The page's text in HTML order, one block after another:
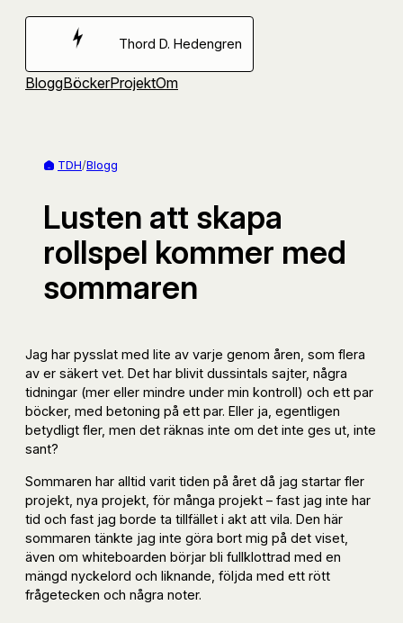
Hoppa
Thord D. Hedengren
BloggBöckerProjektOm
TDH/Blogg
Lusten att skapa
rollspel kommer med
sommaren
Jag har pysslat med lite av varje genom åren, som flera
av er säkert vet. Det har blivit dussintals sajter, några
tidningar (mer eller mindre under min kontroll) och ett par
böcker, med betoning på ett par. Eller ja, egentligen
betydligt fler, men det räknas inte om det inte ges ut, inte
sant?
Sommaren har alltid varit tiden på året då jag startar fler
projekt, nya projekt, för många projekt – fast jag inte har
tid och fast jag borde ta tillfället i akt att vila. Den här
sommaren tänkte jag inte göra bort mig på det viset,
även om whiteboarden börjar bli fullklottrad med en
mängd nyckelord och liknande, följda med ett rött
frågetecken och några noter.